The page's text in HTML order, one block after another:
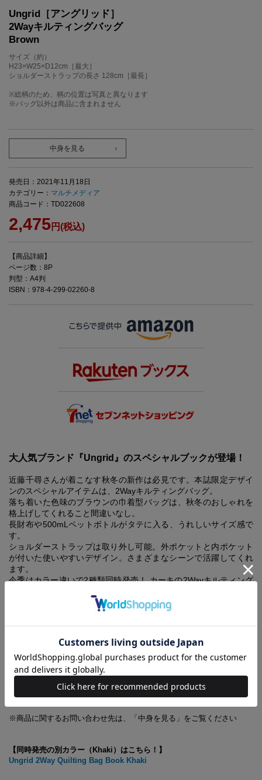
Ungrid［アングリッド］
2Wayキルティングバッグ
Brown
サイズ（約）
H23×W25×D12cm［最大］
ショルダーストラップの長さ 128cm［最長］
※総柄のため、柄の位置は写真と異なります
※バッグ以外は商品に含まれません
中身を見る
発売日：2021年11月18日
カテゴリー： マルチメディア
商品コード：TD022608
2,475円(税込)
【商品詳細】
ページ数：8P
判型：A4判
ISBN：978-4-299-02260-8
大人気ブランド『Ungrid』のスペシャルブックが登場！
近藤千尋さんが着こなす秋冬の新作は必見です。本誌限定デザイ
ンのスペシャルアイテムは、2Wayキルティングバッグ。
落ち着いた色味のブラウンの巾着型バッグは、秋冬のおしゃれを
格上げしてくれること間違いなし。
長財布や500mLペットボトルがタテに入る、うれしいサイズ感で
す。
ショルダーストラップは取り外し可能。外ポケットと内ポケット
が付いた使いやすいデザイン。さまざまなシーンで活躍してくれ
ます。
今季はカラー違いで2種類同時発売！ カーキの2Wayキルティング
【3】 フロントにさり気なくブランドロゴを刺繍
【4】 内と外に2つのポケット付きで荷物の仕分けもらくらく
【5】 長財布や500ｍLのペットボトルも入るサイズ
【6】 ショルダーストラップが取り外せる2Way仕様
【7】 ショルダーストラップは長さ調節可能なアジャスター付き
※商品に関するお問い合わせ先は、「中身を見る」をご覧ください
【同時発売の別カラー（Khaki）はこちら！】
Ungrid 2Way Quilting Bag Book Khaki